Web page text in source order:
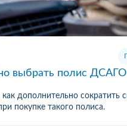
выбрать полис
дополнительно сократить
покупке такого полиса.